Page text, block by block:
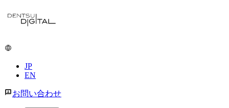
JP
EN
お問い合わせ